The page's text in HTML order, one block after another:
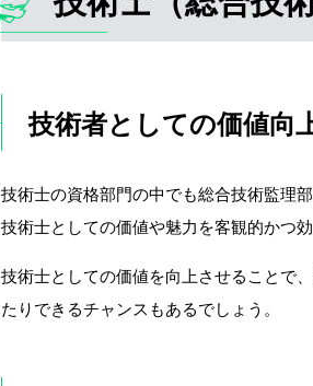
技術者としての価値向
技術士の資格部門の中でも総合技術監理
技術士としての価値や魅力を客観的かつ
技術士としての価値を向上させることで
たりできるチャンスもあるでしょう。